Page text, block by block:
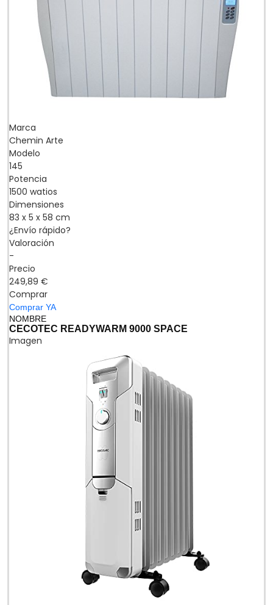
Marca
Chemin Arte
Modelo
145
Potencia
1500 watios
Dimensiones
83 x 5 x 58 cm
¿Envío rápido?
Valoración
-
Precio
249,89 €
Comprar
Comprar YA
NOMBRE
CECOTEC READYWARM 9000 SPACE
Imagen